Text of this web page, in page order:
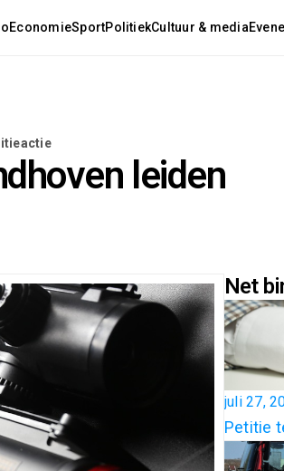
EconomieSportPolitiekCultuur & media
leiden
Net
juli 27,
Petitie